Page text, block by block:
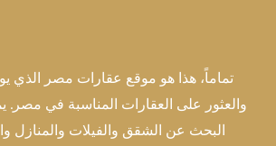
تماماً، هذا هو موقع عقارات مصر الذي
والعثور على العقارات المناسبة في
البحث عن الشقق والفيلات والمنازل